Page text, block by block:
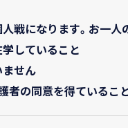
戦になります。お一人
していること
せん
者の同意を得ているこ